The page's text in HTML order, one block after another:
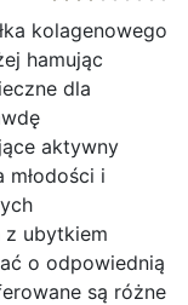
kolagenowego
hamując
dla
aktywny
młodości i
ubytkiem
o odpowiednią
są różne